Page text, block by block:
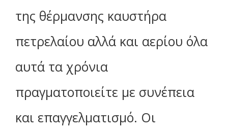
της θέρμανσης καυστήρα
πετρελαίου αλλά και αερίου όλα
αυτά τα χρόνια
πραγματοποιείτε με συνέπεια
και επαγγελματισμό. Οι